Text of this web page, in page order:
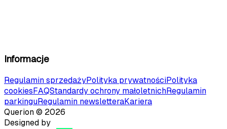
Informacje
Regulamin sprzedażyPolityka prywatnościPolityka
cookiesFAQStandardy ochrony małoletnichRegulamin
parkinguRegulamin newsletteraKariera
Querion © 2026
Designed by